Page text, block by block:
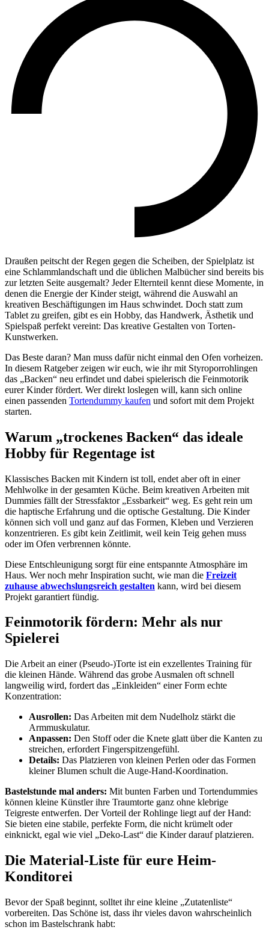
Draußen peitscht der Regen gegen die Scheiben, der Spielplatz ist
eine Schlammlandschaft und die üblichen Malbücher sind bereits bis
zur letzten Seite ausgemalt? Jeder Elternteil kennt diese Momente, in
denen die Energie der Kinder steigt, während die Auswahl an
kreativen Beschäftigungen im Haus schwindet. Doch statt zum
Tablet zu greifen, gibt es ein Hobby, das Handwerk, Ästhetik und
Spielspaß perfekt vereint: Das kreative Gestalten von Torten-
Kunstwerken.
Das Beste daran? Man muss dafür nicht einmal den Ofen vorheizen.
In diesem Ratgeber zeigen wir euch, wie ihr mit Styroporrohlingen
das „Backen“ neu erfindet und dabei spielerisch die Feinmotorik
eurer Kinder fördert. Wer direkt loslegen will, kann sich online
einen passenden Tortendummy kaufen und sofort mit dem Projekt
starten.
Warum „trockenes Backen“ das ideale
Hobby für Regentage ist
Klassisches Backen mit Kindern ist toll, endet aber oft in einer
Mehlwolke in der gesamten Küche. Beim kreativen Arbeiten mit
Dummies fällt der Stressfaktor „Essbarkeit“ weg. Es geht rein um
die haptische Erfahrung und die optische Gestaltung. Die Kinder
können sich voll und ganz auf das Formen, Kleben und Verzieren
konzentrieren. Es gibt kein Zeitlimit, weil kein Teig gehen muss
oder im Ofen verbrennen könnte.
Diese Entschleunigung sorgt für eine entspannte Atmosphäre im
Haus. Wer noch mehr Inspiration sucht, wie man die Freizeit
zuhause abwechslungsreich gestalten kann, wird bei diesem
Projekt garantiert fündig.
Feinmotorik fördern: Mehr als nur
Spielerei
Die Arbeit an einer (Pseudo-)Torte ist ein exzellentes Training für
die kleinen Hände. Während das grobe Ausmalen oft schnell
langweilig wird, fordert das „Einkleiden“ einer Form echte
Konzentration:
Ausrollen: Das Arbeiten mit dem Nudelholz stärkt die
Armmuskulatur.
Anpassen: Den Stoff oder die Knete glatt über die Kanten zu
streichen, erfordert Fingerspitzengefühl.
Details: Das Platzieren von kleinen Perlen oder das Formen
kleiner Blumen schult die Auge-Hand-Koordination.
Bastelstunde mal anders: Mit bunten Farben und Tortendummies
können kleine Künstler ihre Traumtorte ganz ohne klebrige
Teigreste entwerfen. Der Vorteil der Rohlinge liegt auf der Hand:
Sie bieten eine stabile, perfekte Form, die nicht krümelt oder
einknickt, egal wie viel „Deko-Last“ die Kinder darauf platzieren.
Die Material-Liste für eure Heim-
Konditorei
Bevor der Spaß beginnt, solltet ihr eine kleine „Zutatenliste“
vorbereiten. Das Schöne ist, dass ihr vieles davon wahrscheinlich
schon im Bastelschrank habt: